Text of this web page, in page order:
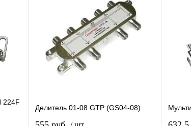
224F
Делитель 01-08 GTP (GS04-08)